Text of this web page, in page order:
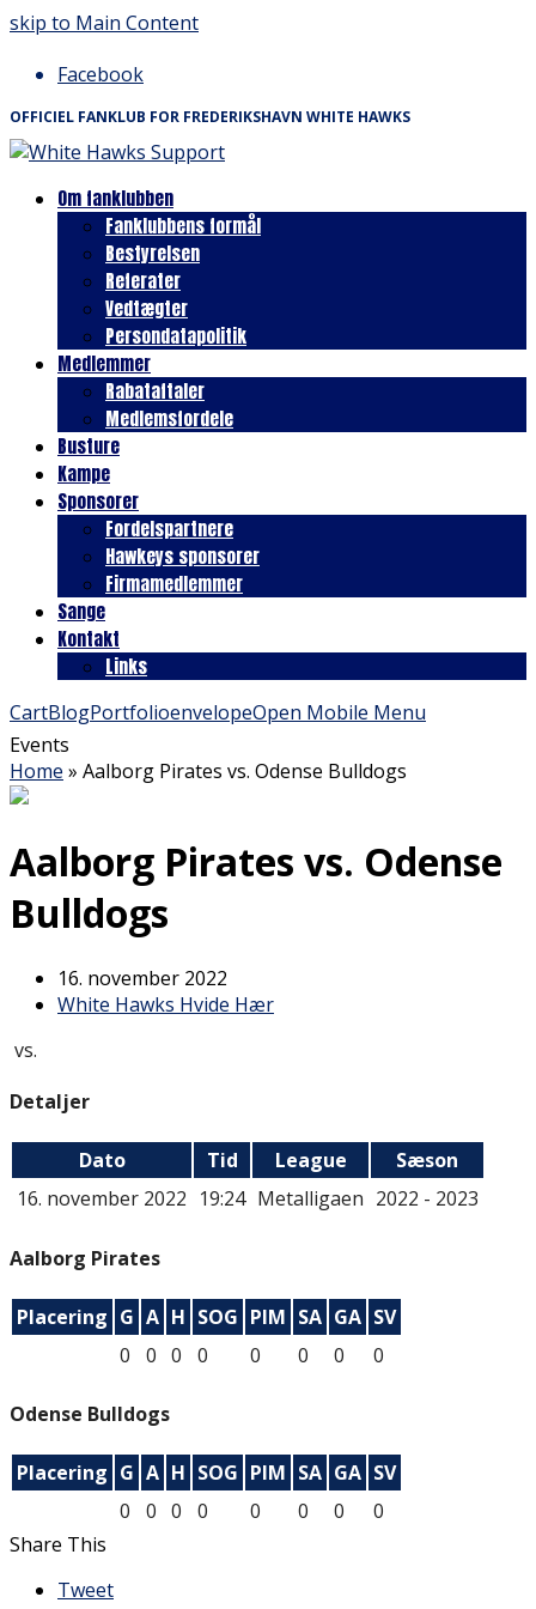
skip to Main Content
Facebook
OFFICIEL FANKLUB FOR FREDERIKSHAVN WHITE HAWKS
Om fanklubben
Fanklubbens formål
Bestyrelsen
Referater
Vedtægter
Persondatapolitik
Medlemmer
Rabataftaler
Medlemsfordele
Busture
Kampe
Sponsorer
Fordelspartnere
Hawkeys sponsorer
Firmamedlemmer
Sange
Kontakt
Links
CartBlogPortfolioenvelopeOpen Mobile Menu
Events
Home » Aalborg Pirates vs. Odense Bulldogs
Aalborg Pirates vs. Odense
Bulldogs
16. november 2022
White Hawks Hvide Hær
vs.
Detaljer
Dato Tid League
Sæson
16. november 2022 19:24 Metalligaen 2022 - 2023
Aalborg Pirates
Placering G A H SOG PIM SA GA SV
0
0 0 0 0 0 0 0
Odense Bulldogs
Placering G A H SOG PIM SA GA SV
0
0 0 0 0 0 0
0
Share This
Tweet